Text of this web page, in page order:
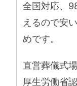
全国対応、
えるので安
めです。
直営葬儀式
厚生労働省